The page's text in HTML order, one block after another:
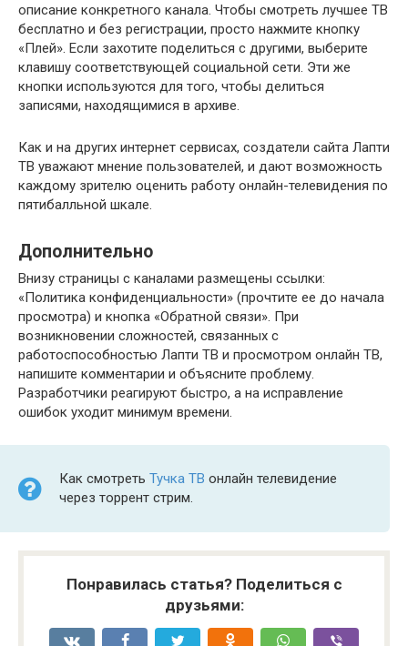
описание конкретного канала. Чтобы смотреть лучшее ТВ
бесплатно и без регистрации, просто нажмите кнопку
«Плей». Если захотите поделиться с другими, выберите
клавишу соответствующей социальной сети. Эти же
кнопки используются для того, чтобы делиться
записями, находящимися в архиве.
Как и на других интернет сервисах, создатели сайта Лапти
ТВ уважают мнение пользователей, и дают возможность
каждому зрителю оценить работу онлайн-телевидения по
пятибалльной шкале.
Дополнительно
Внизу страницы с каналами размещены ссылки:
«Политика конфиденциальности» (прочтите ее до начала
просмотра) и кнопка «Обратной связи». При
возникновении сложностей, связанных с
работоспособностью Лапти ТВ и просмотром онлайн ТВ,
напишите комментарии и объясните проблему.
Разработчики реагируют быстро, а на исправление
ошибок уходит минимум времени.
Как смотреть Тучка ТВ онлайн телевидение
через торрент стрим.
Понравилась статья? Поделиться с
друзьями: